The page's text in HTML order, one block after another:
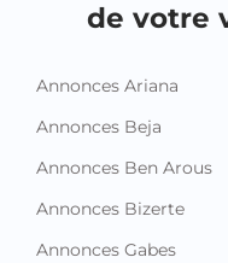
de votre
Annonces Ariana
Annonces Beja
Annonces Ben Arous
Annonces Bizerte
Annonces Gabes